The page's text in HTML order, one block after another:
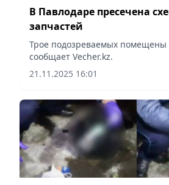
В Павлодаре пресечена
запчастей
Трое подозреваемых помещены
сообщает Vecher.kz.
21.11.2025 16:01